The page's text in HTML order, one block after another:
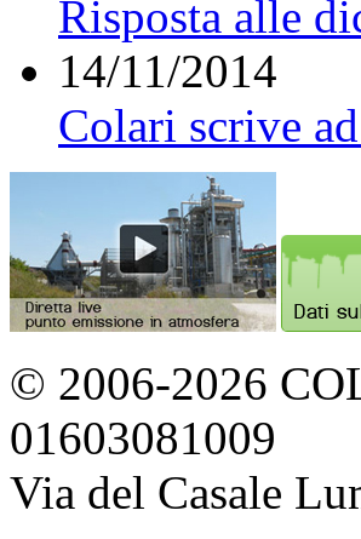
Risposta alle
14/11/2014
Colari scrive
© 2006-2026
01603081009
Via del Casale